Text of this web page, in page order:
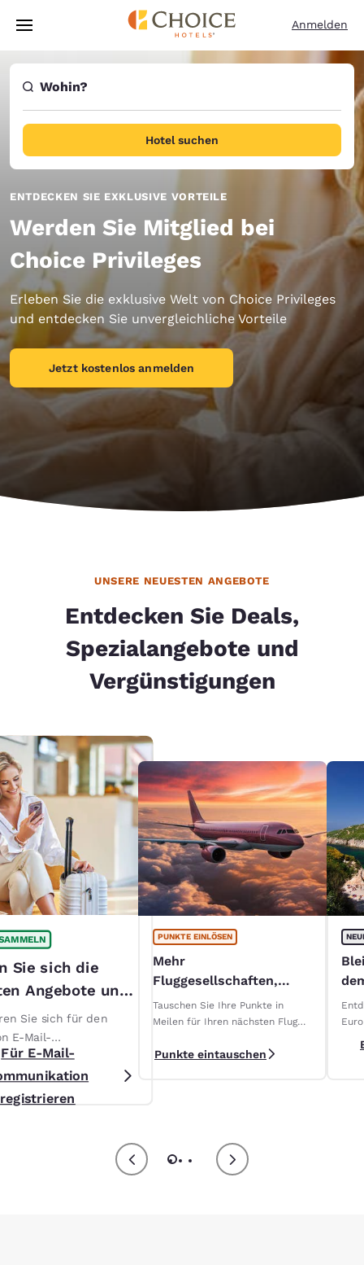
Weiter Zu Hauptinhalt
Anmelden
Wohin?
Hotel suchen
ENTDECKEN SIE EXKLUSIVE VORTEILE
Werden Sie Mitglied bei
Choice Privileges
Erleben Sie die exklusive Welt von Choice Privileges
und entdecken Sie unvergleichliche Vorteile
Jetzt kostenlos anmelden
UNSERE NEUESTEN ANGEBOTE
Entdecken Sie Deals,
Spezialangebote und
Vergünstigungen
Sie sich die
Angebote und
Sie sich für den
E-Mail-
um nie die
Angebote und Deals für
zu verpassen. Es
Für E-Mail-
registrieren
PUNKTE EINLÖSEN
Mehr
Fluggesellschaften,
mehr Möglichkeiten zum
Einlösen
Tauschen Sie Ihre Punkte in
Meilen für Ihren nächsten Flug
Punkte eintauschen